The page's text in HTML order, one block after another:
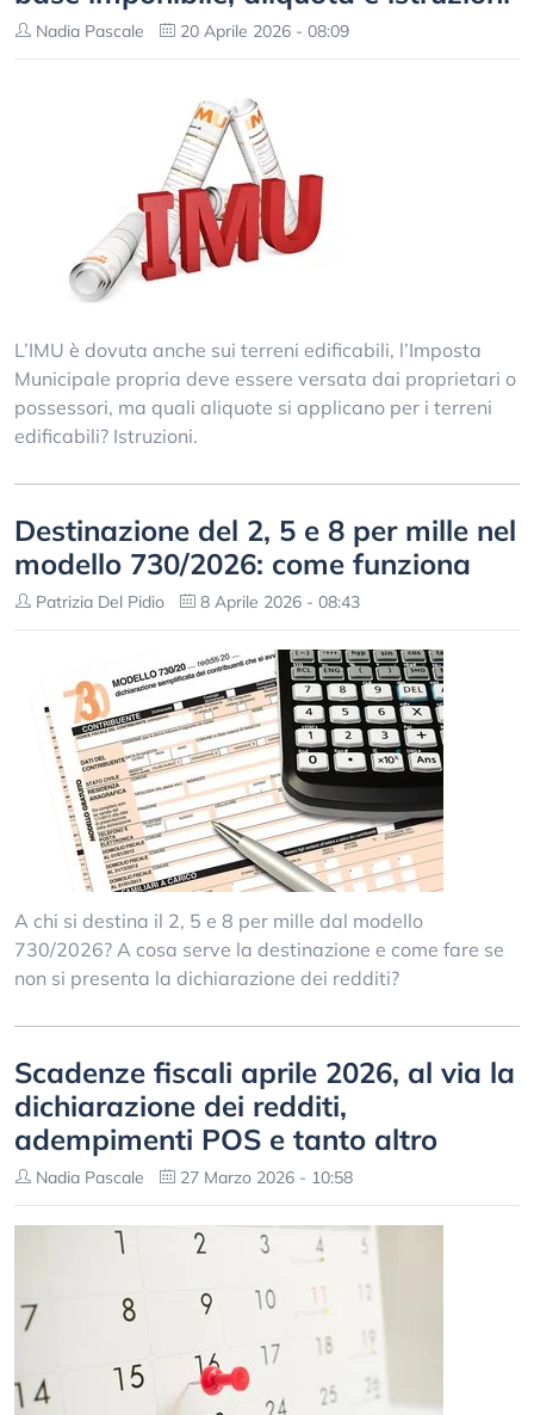
Nadia Pascale 20 Aprile 2026 - 08:09
L’IMU è dovuta anche sui terreni edificabili, l’Imposta
Municipale propria deve essere versata dai proprietari o
possessori, ma quali aliquote si applicano per i terreni
edificabili? Istruzioni.
Destinazione del 2, 5 e 8 per mille nel
modello 730/2026: come funziona
Patrizia Del Pidio 8 Aprile 2026 - 08:43
A chi si destina il 2, 5 e 8 per mille dal modello
730/2026? A cosa serve la destinazione e come fare se
non si presenta la dichiarazione dei redditi?
Scadenze fiscali aprile 2026, al via la
dichiarazione dei redditi,
adempimenti POS e tanto altro
Nadia Pascale 27 Marzo 2026 - 10:58